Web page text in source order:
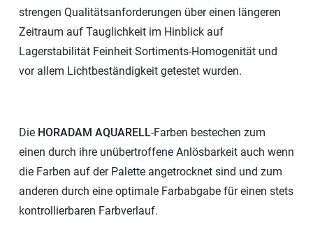
strengen Qualitätsanforderungen über einen längeren
Zeitraum auf Tauglichkeit im Hinblick auf
Lagerstabilität Feinheit Sortiments-Homogenität und
vor allem Lichtbeständigkeit getestet wurden.
Die HORADAM AQUARELL-Farben bestechen zum
einen durch ihre unübertroffene Anlösbarkeit auch wenn
die Farben auf der Palette angetrocknet sind und zum
anderen durch eine optimale Farbabgabe für einen stets
kontrollierbaren Farbverlauf.